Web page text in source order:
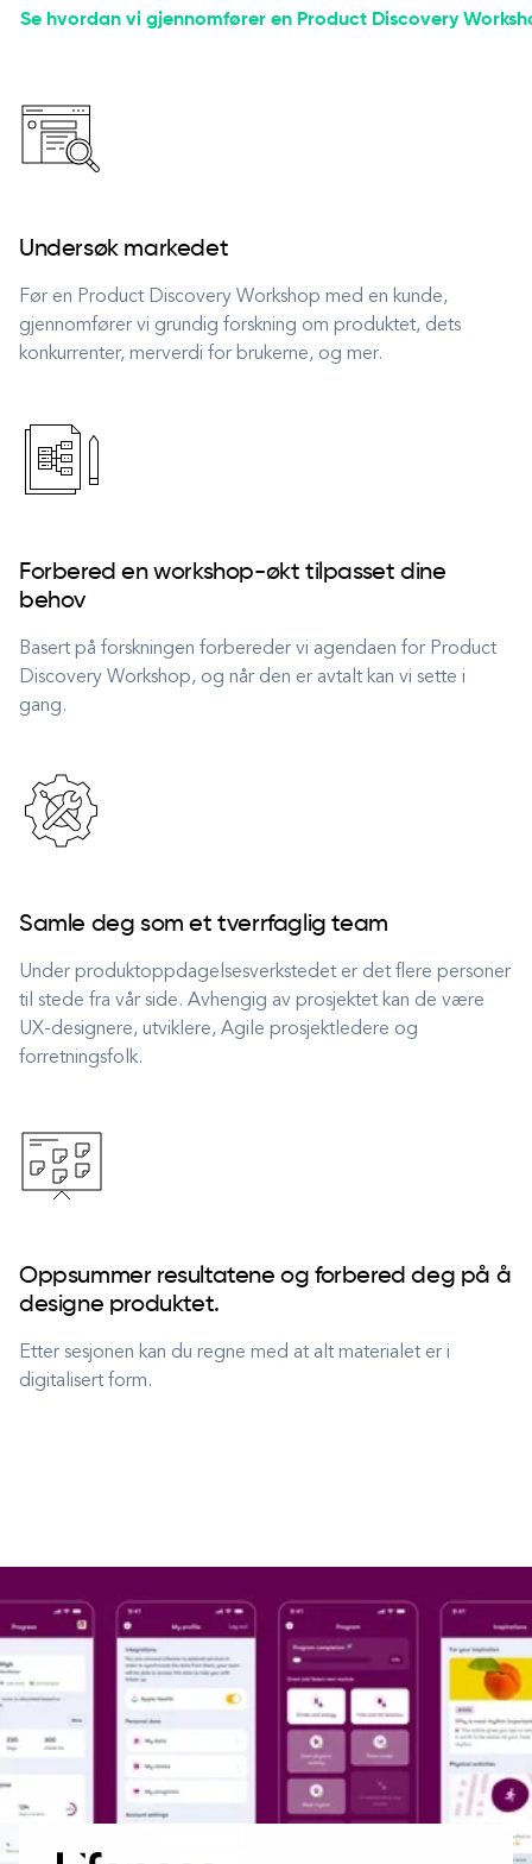
Se hvordan vi gjennomfører en Product Discovery
Undersøk markedet
Før en Product Discovery Workshop med en kunde,
gjennomfører vi grundig forskning om produktet, dets
konkurrenter, merverdi for brukerne, og mer.
Forbered en workshop-økt tilpasset dine
behov
Basert på forskningen forbereder vi agendaen for Product
Discovery Workshop, og når den er avtalt kan vi sette i
gang.
Samle deg som et tverrfaglig team
Under produktoppdagelsesverkstedet er det flere personer
til stede fra vår side. Avhengig av prosjektet kan de være
UX-designere, utviklere, Agile prosjektledere og
forretningsfolk.
Oppsummer resultatene og forbered deg på å
designe produktet.
Etter sesjonen kan du regne med at alt materialet er i
digitalisert form.